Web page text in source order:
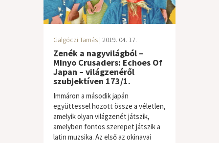
Galgóczi Tamás | 2019. 04. 17.
Zenék a nagyvilágból –
Minyo Crusaders: Echoes Of
Japan – világzenéről
szubjektíven 173/1.
Immáron a második japán
együttessel hozott össze a véletlen,
amelyik olyan világzenét játszik,
amelyben fontos szerepet játszik a
latin muzsika. Az első az okinavai